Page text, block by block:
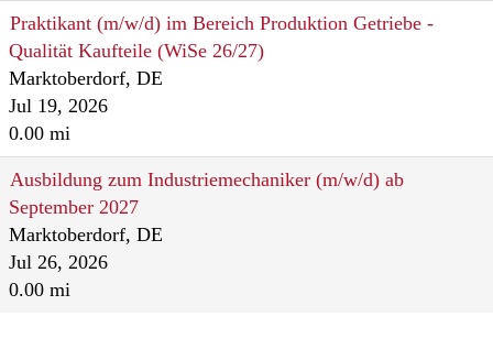
Praktikant (m/w/d) im Bereich Produktion Getriebe -
Qualität Kaufteile (WiSe 26/27)
Marktoberdorf, DE
Jul 19, 2026
0.00 mi
Ausbildung zum Industriemechaniker (m/w/d) ab
September 2027
Marktoberdorf, DE
Jul 26, 2026
0.00 mi